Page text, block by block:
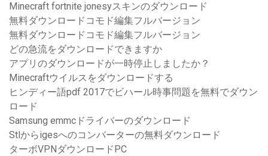
Minecraft fortnite jonesyスキンのダウンロード
無料ダウンロードコモド編集フルバージョン
無料ダウンロードコモド編集フルバージョン
どの急流をダウンロードできますか
アプリのダウンロードが一時停止しましたか？
Minecraftウイルスをダウンロードする
ヒンディー語pdf 2017でビハール時事問題を無料でダウン
ロード
Samsung emmcドライバーのダウンロード
Stlからigesへのコンバーターの無料ダウンロード
ターボVPNダウンロードPC